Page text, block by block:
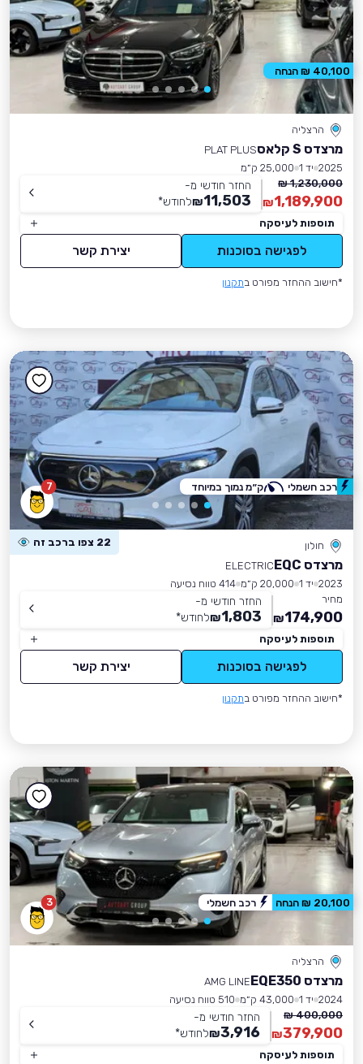
הרצליה
מרצדס S קלאס
PLAT PLUS
2025 יד 1
25,000 ק״מ
1,230,000 ₪
1,189,900
₪
החזר חודשי מ-
11,503
₪לחודש*
תוספות לעיסקה
לפגישה בסוכנות יצירת קשר
*חישוב ההחזר מפורט בתקנון
40,100 ₪ הנחה
7
חולון 22 צפו ברכב זה
מרצדס EQC
ELECTRIC
2023 יד 1 20,000 ק״מ
414 טווח נסיעה
מחיר
174,900
₪
החזר חודשי מ-
1,803
₪לחודש*
תוספות לעיסקה
לפגישה בסוכנות יצירת קשר
*חישוב ההחזר מפורט בתקנון
רכב חשמלי ק״מ נמוך במיוחד
3
הרצליה
מרצדס EQE350
AMG LINE
2024 יד 1 43,000 ק״מ
510 טווח נסיעה
400,000 ₪
379,900
₪
החזר חודשי מ-
3,916
₪לחודש*
תוספות לעיסקה
20,100 ₪ הנחה רכב חשמלי